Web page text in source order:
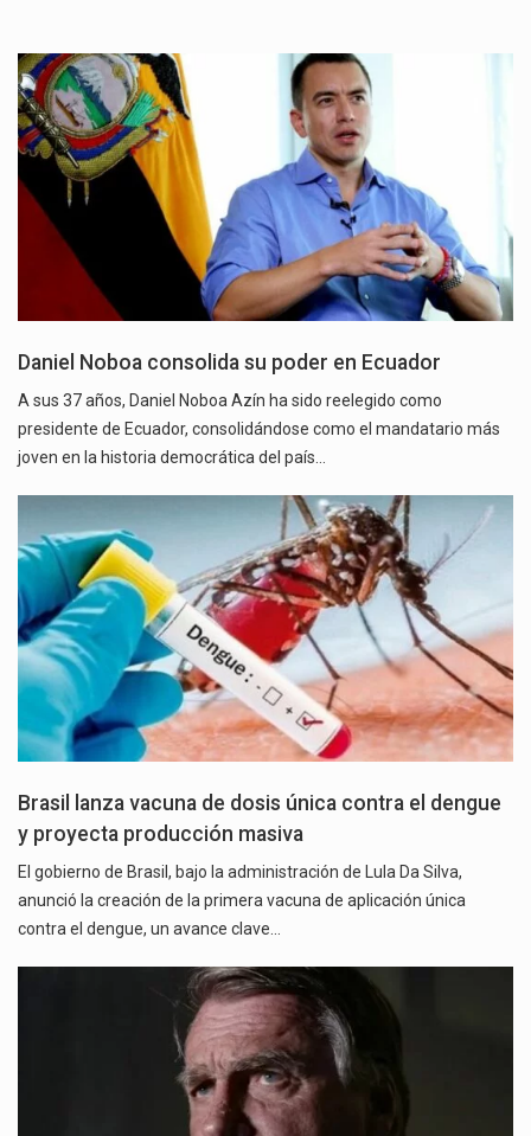
Daniel Noboa consolida su poder en Ecuador
A sus 37 años, Daniel Noboa Azín ha sido reelegido como
presidente de Ecuador, consolidándose como el mandatario más
joven en la historia democrática del país…
Brasil lanza vacuna de dosis única contra el dengue
y proyecta producción masiva
El gobierno de Brasil, bajo la administración de Lula Da Silva,
anunció la creación de la primera vacuna de aplicación única
contra el dengue, un avance clave…